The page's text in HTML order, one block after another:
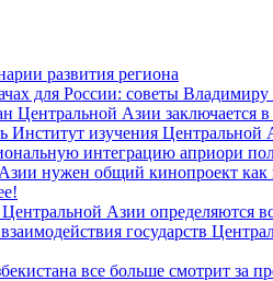
развития региона
для России: советы
Центральной Азии заключается
изучения
интеграцию априори
нужен общий кинопроект
Азии определяются
государств
все больше смотрит за